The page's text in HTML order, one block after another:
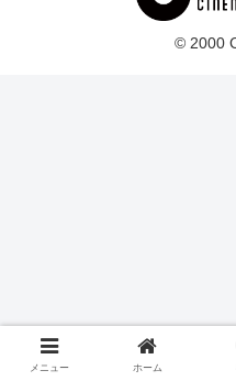
© 2000
メニュー ホーム